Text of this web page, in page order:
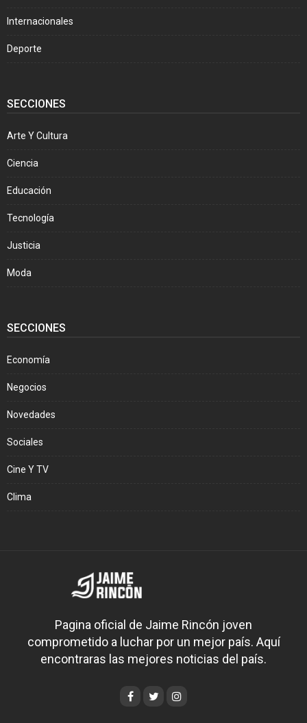
Internacionales
Deporte
SECCIONES
Arte Y Cultura
Ciencia
Educación
Tecnología
Justicia
Moda
SECCIONES
Economía
Negocios
Novedades
Sociales
Cine Y TV
Clima
Pagina oficial de Jaime Rincón joven
comprometido a luchar por un mejor país. Aquí
encontraras las mejores noticias del país.